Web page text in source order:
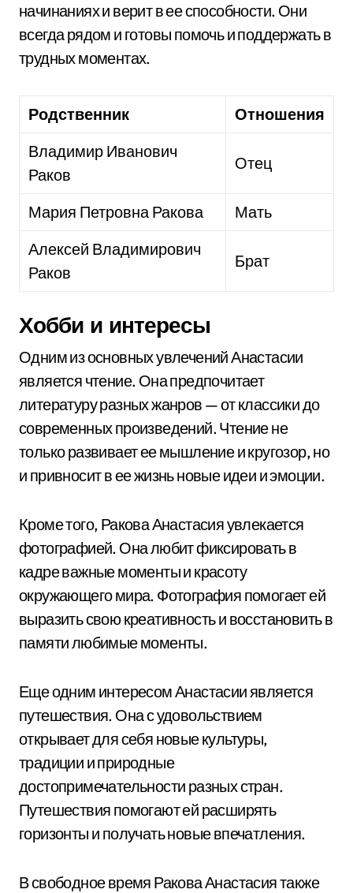
начинаниях и верит в ее способности. Они
всегда рядом и готовы помочь и поддержать в
трудных моментах.
Родственник
Отношения
Владимир Иванович
Раков
Отец
Мария Петровна Ракова
Мать
Алексей Владимирович
Раков
Брат
Хобби и интересы
Одним из основных увлечений Анастасии
является чтение. Она предпочитает
литературу разных жанров — от классики до
современных произведений. Чтение не
только развивает ее мышление и кругозор, но
и привносит в ее жизнь новые идеи и эмоции.
Кроме того, Ракова Анастасия увлекается
фотографией. Она любит фиксировать в
кадре важные моменты и красоту
окружающего мира. Фотография помогает ей
выразить свою креативность и восстановить в
памяти любимые моменты.
Еще одним интересом Анастасии является
путешествия. Она с удовольствием
открывает для себя новые культуры,
традиции и природные
достопримечательности разных стран.
Путешествия помогают ей расширять
горизонты и получать новые впечатления.
В свободное время Ракова Анастасия также